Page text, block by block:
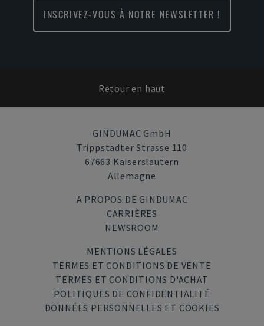
INSCRIVEZ-VOUS À NOTRE NEWSLETTER !
Retour en haut
GINDUMAC GmbH
Trippstadter Strasse 110
67663 Kaiserslautern
Allemagne
A PROPOS DE GINDUMAC
CARRIÈRES
NEWSROOM
MENTIONS LÉGALES
TERMES ET CONDITIONS DE VENTE
TERMES ET CONDITIONS D'ACHAT
POLITIQUES DE CONFIDENTIALITÉ
DONNÉES PERSONNELLES ET COOKIES